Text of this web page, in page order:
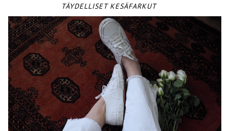
TÄYDELLISET KESÄFARKUT